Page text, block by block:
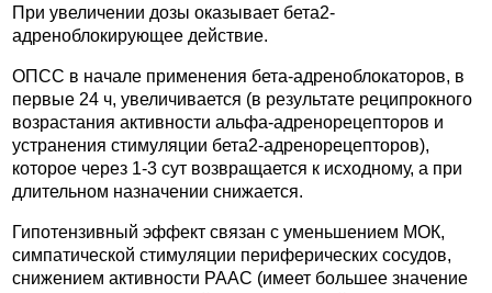
При увеличении дозы оказывает бета2-
адреноблокирующее действие.
ОПСС в начале применения бета-адреноблокаторов, в
первые 24 ч, увеличивается (в результате реципрокного
возрастания активности альфа-адренорецепторов и
устранения стимуляции бета2-адренорецепторов),
которое через 1-3 сут возвращается к исходному, а при
длительном назначении снижается.
Гипотензивный эффект связан с уменьшением МОК,
симпатической стимуляции периферических сосудов,
снижением активности РААС (имеет большее значение